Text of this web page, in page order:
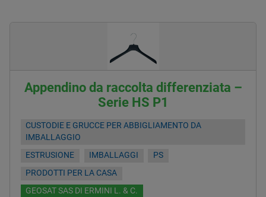
Appendino da raccolta differenziata –
Serie HS P1
CUSTODIE E GRUCCE PER ABBIGLIAMENTO DA
IMBALLAGGIO
ESTRUSIONE
IMBALLAGGI
PS
PRODOTTI PER LA CASA
GEOSAT SAS DI ERMINI L. & C.